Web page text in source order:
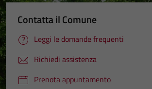
Contatta il Comune
Leggi le domande frequenti
Richiedi assistenza
Prenota appuntamento